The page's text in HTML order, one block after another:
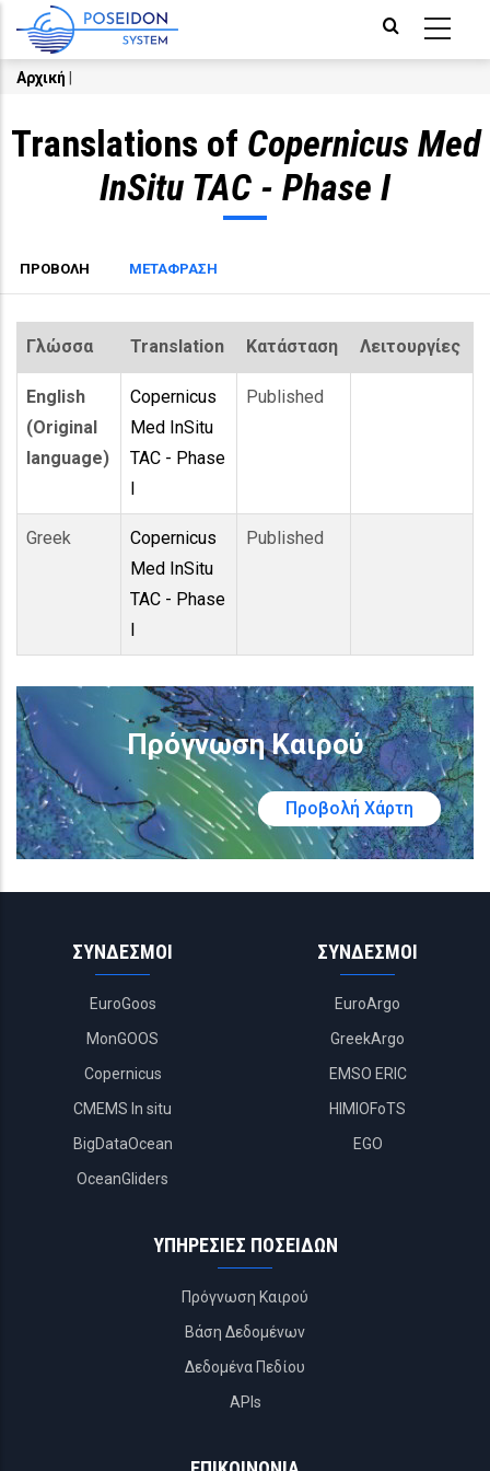
main
Αρχική
Translations of Copernicus Med
InSitu TAC - Phase I
Primary
ΠΡΟΒΟΛΗ ΜΕΤΑΦΡΑΣΗ
TAB)
Γλώσσα Translation Κατάσταση Λειτουργίες
English
(Original
language)
Copernicus
Med InSitu
TAC - Phase
I
Published
Greek
Copernicus
Med InSitu
TAC - Phase
I
Published
Πρόγνωση Καιρού
Προβολή Χάρτη
ΣΥΝΔΕΣΜΟΙ
EuroGoos
MonGOOS
Copernicus
CMEMS In situ
BigDataOcean
OceanGliders
ΣΥΝΔΕΣΜΟΙ
EuroArgo
GreekArgo
EMSO ERIC
HIMIOFoTS
EGO
ΥΠΗΡΕΣΙΕΣ ΠΟΣΕΙΔΩΝ
Πρόγνωση Καιρού
Βάση Δεδομένων
Δεδομένα Πεδίου
APIs